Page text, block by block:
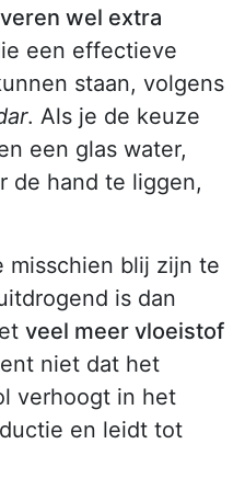
wel extra
een effectieve
staan, volgens
. Als je de keuze
een glas water,
de hand te liggen,
misschien blij zijn te
is dan
veel meer vloeistof
niet dat het
verhoogt in het
en leidt tot